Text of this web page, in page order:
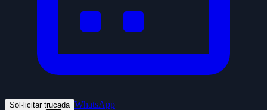
Sol·licitar trucada WhatsApp